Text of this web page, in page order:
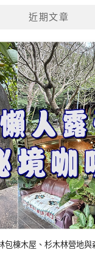
近期文章
包棟木屋、杉木林營地與